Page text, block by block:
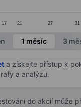
17 21 27 31
chart.
1 měsíc 3
a získejte přístup k
a analýzu.
do akcií může